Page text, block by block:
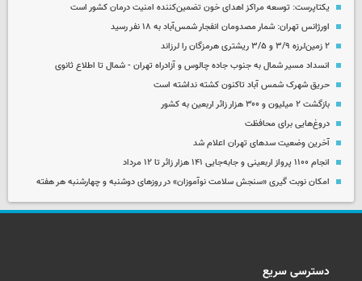
یکتاپرست: توسعه مراکز اهدای خون تضمین‌کننده امنیت درمان کشور است
اورژانس تهران: شمار مصدومان انفجار شمس‌آباد به ۱۸ نفر رسید
۲ زمین‌لرزه ۳/۹ و ۳/۵ ریشتری هرمزگان را لرزاند
انسداد مسیر شمال به جنوب جاده چالوس و آزادراه تهران - شمال تا اطلاع ثانوی
حریق شهرک شمس آباد تاکنون کشته نداشته است
بازگشت ۲ میلیون و ۳۰۰ هزار زائر اربعین به کشور
دروغ‌هایی برای محافظت
آخرین وضعیت سدهای تهران اعلام شد
انجام ۱۱۰۰ پرواز اربعینی و جابه‌جایی ۱۴۱ هزار زائر تا ۱۲ مرداد
امکان نوبت گیری «سنجش سلامت نوآموزان» در روزهای دوشنبه و چهارشنبه هر هفته
دسترسی سریع